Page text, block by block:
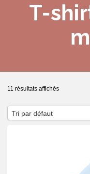
T-
11 résultats affichés